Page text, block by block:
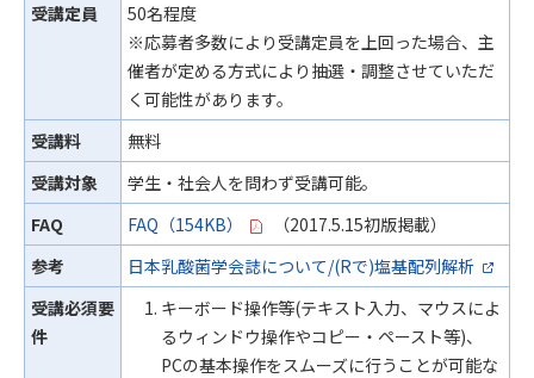
受講定員
50名程度
※応募者多数により受講定員を上回った場合、主
催者が定める方式により抽選・調整させていただ
く可能性があります。
受講料
無料
受講対象
学生・社会人を問わず受講可能。
FAQ
FAQ（154KB）
（2017.5.15初版掲載）
参考
日本乳酸菌学会誌について/(Rで)塩基配列解析
受講必須要
件
キーボード操作等(テキスト入力、マウスによ
るウィンドウ操作やコピー・ペースト等)、
PCの基本操作をスムーズに行うことが可能な